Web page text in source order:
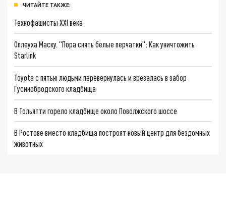
ЧИТАЙТЕ ТАКЖЕ:
Технофашисты XXI века
Оплеуха Маску. "Пора снять белые перчатки": Как уничтожить
Starlink
Toyota с пятью людьми перевернулась и врезалась в забор
Гусинобродского кладбища
В Тольятти горело кладбище около Поволжского шоссе
В Ростове вместо кладбища построят новый центр для бездомных
животных